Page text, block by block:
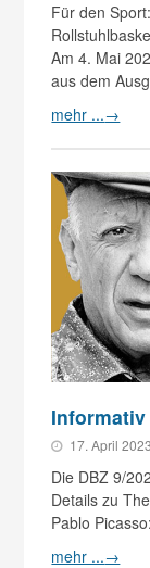
Für den
Am 4. Mai
aus dem
mehr ...→
Informativ
17. April 2023
Die DBZ 9/
Details zu
Pablo
mehr ...→